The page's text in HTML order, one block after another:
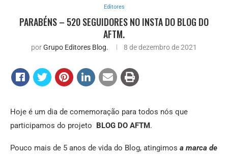
Editores
PARABÉNS – 520 SEGUIDORES NO INSTA DO BLOG DO
AFTM.
porGrupo Editores Blog. 8 de dezembro de 2021
Hoje é um dia de comemoração para todos nós que
participamos do projeto BLOG DO AFTM.
Pouco mais de 5 anos de vida do Blog, atingimos a marca de